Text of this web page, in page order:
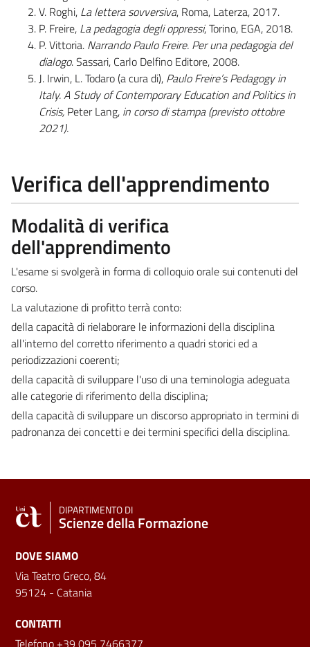
V. Roghi, La lettera sovversiva, Roma, Laterza, 2017.
P. Freire, La pedagogia degli oppressi, Torino, EGA, 2018.
P. Vittoria. Narrando Paulo Freire. Per una pedagogia del
dialogo. Sassari, Carlo Delfino Editore, 2008.
J. Irwin, L. Todaro (a cura di), Paulo Freire’s Pedagogy in
Italy.A Study of Contemporary Education and Politics in
Crisis, Peter Lang, in corso di stampa (previsto ottobre
2021).
Verifica dell'apprendimento
Modalità di verifica
dell'apprendimento
L'esame si svolgerà in forma di colloquio orale sui contenuti del
corso.
La valutazione di profitto terrà conto:
della capacità di rielaborare le informazioni della disciplina
all'interno del corretto riferimento a quadri storici ed a
periodizzazioni coerenti;
della capacità di sviluppare l'uso di una teminologia adeguata
alle categorie di riferimento della disciplina;
della capacità di sviluppare un discorso appropriato in termini di
padronanza dei concetti e dei termini specifici della disciplina.
DIPARTIMENTO DI
Scienze della Formazione
DOVE SIAMO
Via Teatro Greco, 84
95124 - Catania
CONTATTI
Telefono +39 095 7466377